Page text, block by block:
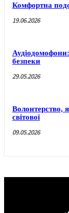
Комфортна
19.06.2026
безпеки
29.05.2026
Волонтерство,
світової
09.05.2026